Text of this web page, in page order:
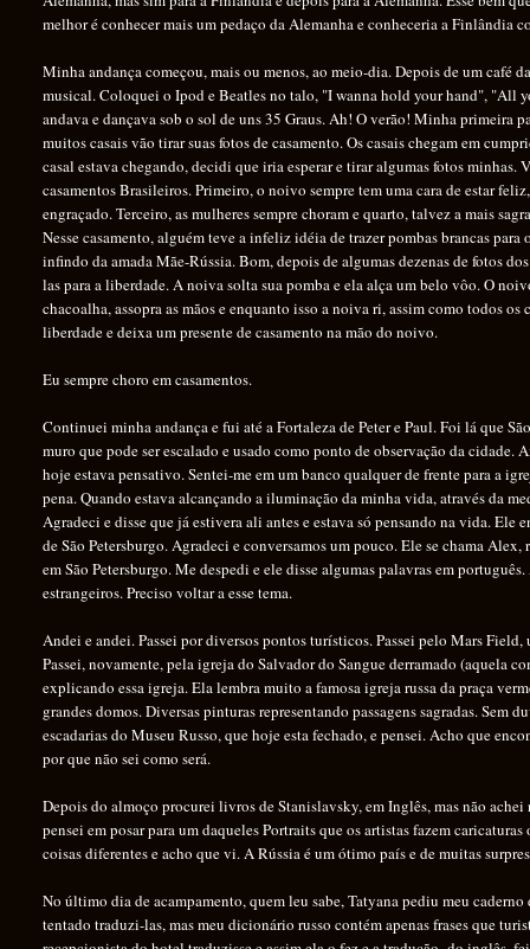
melhor é conhecer mais um pedaço da Alemanha e conheceria a Finlândia
Minha andança começou, mais ou menos, ao meio-dia. Depois de um café
musical. Coloquei o Ipod e Beatles no talo, "I wanna hold your hand", "All
andava e dançava sob o sol de uns 35 Graus. Ah! O verão! Minha primeira
muitos casais vão tirar suas fotos de casamento. Os casais chegam em
casal estava chegando, decidi que iria esperar e tirar algumas fotos minhas.
casamentos Brasileiros. Primeiro, o noivo sempre tem uma cara de estar
engraçado. Terceiro, as mulheres sempre choram e quarto, talvez a mais
Nesse casamento, alguém teve a infeliz idéia de trazer pombas brancas
infindo da amada Mãe-Rússia. Bom, depois de algumas dezenas de fotos
las para a liberdade. A noiva solta sua pomba e ela alça um belo vôo. O
chacoalha, assopra as mãos e enquanto isso a noiva ri, assim como todos
liberdade e deixa um presente de casamento na mão do noivo.
Eu sempre choro em casamentos.
Continuei minha andança e fui até a Fortaleza de Peter e Paul. Foi lá que
muro que pode ser escalado e usado como ponto de observação da
hoje estava pensativo. Sentei-me em um banco qualquer de frente para a
pena. Quando estava alcançando a iluminação da minha vida, através da
Agradeci e disse que já estivera ali antes e estava só pensando na vida.
de São Petersburgo. Agradeci e conversamos um pouco. Ele se chama
em São Petersburgo. Me despedi e ele disse algumas palavras em
estrangeiros.Preciso voltar a esse tema.
Andei e andei. Passei por diversos pontos turísticos. Passei pelo Mars
Passei, novamente, pela igreja do Salvador do Sangue derramado (aquela
explicando essa igreja. Ela lembra muito a famosa igreja russa da praça
grandes domos. Diversas pinturas representando passagens sagradas.
escadarias do Museu Russo, que hoje esta fechado, e pensei. Acho que
por que não sei como será.
Depois do almoço procurei livros de Stanislavsky, em Inglês, mas não
pensei em posar para um daqueles Portraits que os artistas fazem
coisas diferentes e acho que vi. A Rússia é um ótimo país e de muitas
No último dia de acampamento, quem leu sabe, Tatyana pediu meu
tentado traduzi-las, mas meu dicionário russo contém apenas frases que